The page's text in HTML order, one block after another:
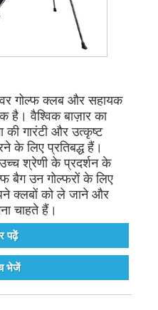
गोल्फ क्लब और सहायक
है। वैश्विक बाज़ार का
की गारंटी और उत्कृष्ट
के लिए प्रतिबद्ध हैं।
श्रेणी के प्रदर्शन के
बैग उन गोल्फरों के लिए
क्लबों को ले जाने और
चाहते हैं।
पढ़ें
भेजें